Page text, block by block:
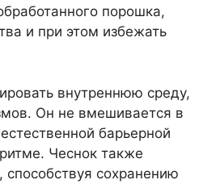
порошка,
и при этом избежать
внутреннюю среду,
Он не вмешивается в
барьерной
Чеснок также
сохранению